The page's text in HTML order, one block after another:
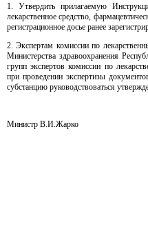
1. Утвердить прилагаемую
лекарственное средство,
регистрационное досье ранее
2. Экспертам комиссии по
Министерства здравоохранения
групп экспертов комиссии по
при проведении экспертизы
субстанцию руководствоваться
Министр В.И.Жарко